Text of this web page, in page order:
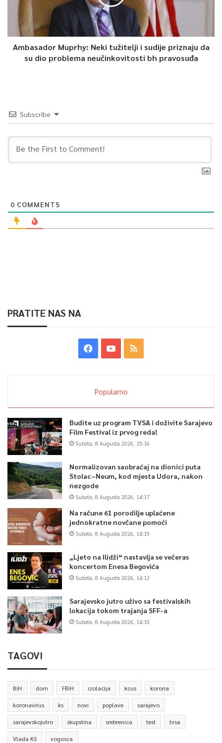
Ambasador Muprhy: Neki tužitelji i sudije priznaju da
su dio problema neučinkovitosti bh pravosuđa
Subscribe
0 COMMENTS
PRATITE NAS NA
Popularno
Budite uz program TVSA i doživite Sarajevo
Film Festival iz prvog reda!
Subota, 8 Augusta 2026, 15:16
Normalizovan saobraćaj na dionici puta
Stolac–Neum, kod mjesta Udora, nakon
nezgode
Subota, 8 Augusta 2026, 14:17
Na račune 61 porodilje uplaćene
jednokratne novčane pomoći
Subota, 8 Augusta 2026, 14:15
„Ljeto na Ilidži“ nastavlja se večeras
koncertom Enesa Begovića
Subota, 8 Augusta 2026, 14:12
Sarajevsko jutro uživo sa festivalskih
lokacija tokom trajanja SFF-a
Subota, 8 Augusta 2026, 14:10
TAGOVI
BiH dom FBiH izolacija kcus korona
koronavirus ks novi poplave sarajevo
sarajevskojutro skupstina srebrenica test tvsa
Vlada KS vogosca